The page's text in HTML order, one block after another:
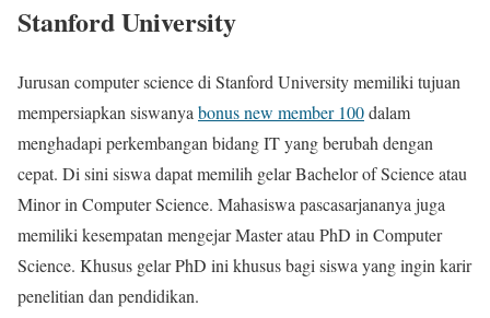
Stanford University
Jurusan computer science di Stanford University memiliki tujuan
mempersiapkan siswanya bonus new member 100dalam
menghadapi perkembangan bidang IT yang berubah dengan
cepat. Di sini siswa dapat memilih gelar Bachelor of Science atau
Minor in Computer Science. Mahasiswa pascasarjananya juga
memiliki kesempatan mengejar Master atau PhD in Computer
Science. Khusus gelar PhD ini khusus bagi siswa yang ingin karir
penelitian dan pendidikan.